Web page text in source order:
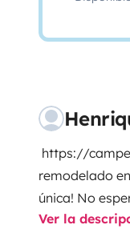
https://
remodelado
única! No
Debes estar
Ver la